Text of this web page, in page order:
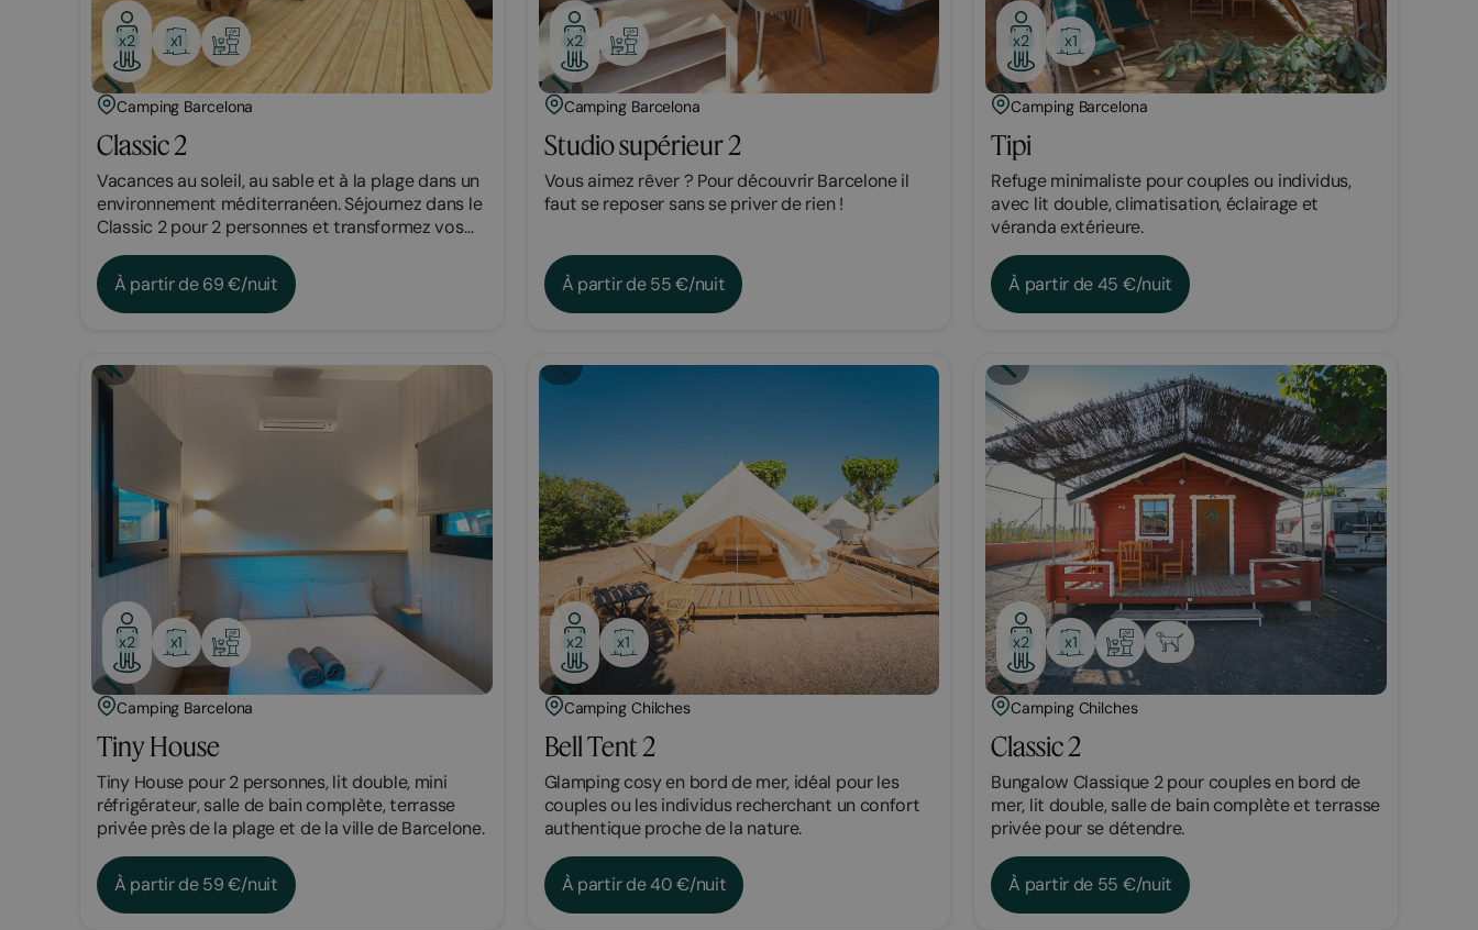
x2 x1
Camping Barcelona
Classic 2
Vacances au soleil, au sable et à la plage dans un
environnement méditerranéen. Séjournez dans le
Classic 2 pour 2 personnes et transformez vos
souhaits en réalité.
À partir de 69 €/nuit
x2
Camping Barcelona
Studio supérieur 2
Vous aimez rêver ? Pour découvrir Barcelone il
faut se reposer sans se priver de rien !
À partir de 55 €/nuit
x2 x1
Camping Barcelona
Tipi
Refuge minimaliste pour couples ou individus,
avec lit double, climatisation, éclairage et
véranda extérieure.
À partir de 45 €/nuit
x2 x1
Camping Barcelona
Tiny House
Tiny House pour 2 personnes, lit double, mini
réfrigérateur, salle de bain complète, terrasse
privée près de la plage et de la ville de Barcelone.
À partir de 59 €/nuit
Bungalow
x2 x1
Camping Chilches
Bell Tent 2
Glamping cosy en bord de mer, idéal pour les
couples ou les individus recherchant un confort
authentique proche de la nature.
À partir de 40 €/nuit
Glamping
x2 x1
Camping Chilches
Classic 2
Bungalow Classique 2 pour couples en bord de
mer, lit double, salle de bain complète et terrasse
privée pour se détendre.
À partir de 55 €/nuit
Bungalow